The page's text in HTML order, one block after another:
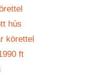
hús
körettel
ft